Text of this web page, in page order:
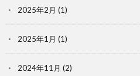
2025年2月 (1)
2025年1月 (1)
2024年11月 (2)